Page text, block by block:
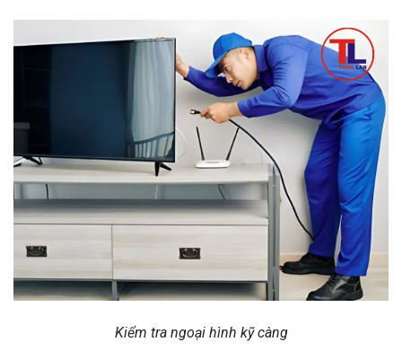
Kiểm tra ngoại hình kỹ càng